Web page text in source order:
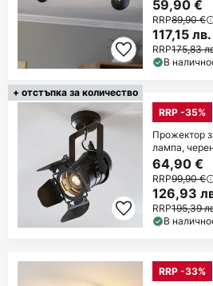
59,90 €
RRP89,90 €
117,15 лв.
RRP175,83
В
+ отстъпка за количество
RRP -35%
Прожектор
лампа,
64,90 €
RRP99,90 €
126,93
RRP195,39
В
RRP -33%